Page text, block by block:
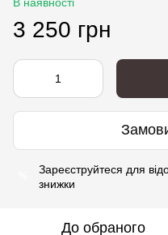
3 250 грн
Зареєструйтеся для
знижки
До обраного